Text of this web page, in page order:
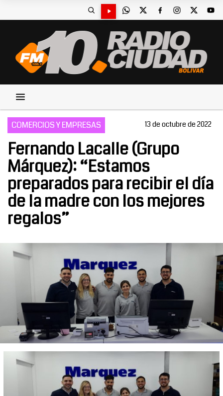
COMERCIOS Y EMPRESAS 13 de octubre de 2022
Fernando Lacalle (Grupo
Márquez): “Estamos
preparados para recibir el día
de la madre con los mejores
regalos”